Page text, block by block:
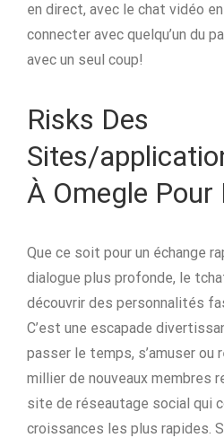
en direct, avec le chat vidéo
connecter avec quelqu’un du
avec un seul coup!
Risks Des
Sites/
À Omegle
Que ce soit pour un échange
dialogue plus profonde, le
découvrir des personnalités
C’est une escapade
passer le temps, s’amuser ou
millier de nouveaux membres
site de réseautage social qui
croissances les plus rapides.